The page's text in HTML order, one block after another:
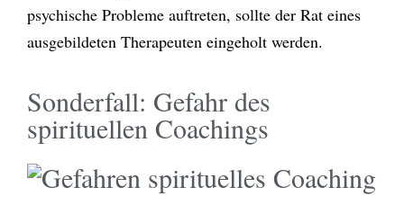
psychische Probleme auftreten, sollte der Rat eines
ausgebildeten Therapeuten eingeholt werden.
Sonderfall: Gefahr des
spirituellen Coachings